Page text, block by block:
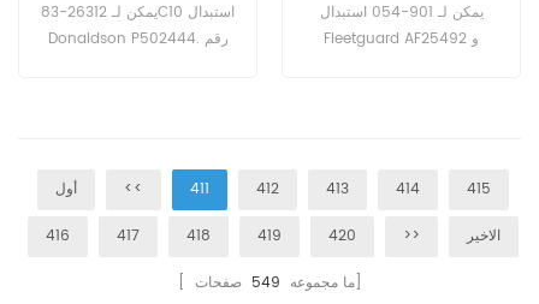
يمكن لـ 26312-83C10 استبدال
Donaldson P502444. رقم
يمكن لـ 901-054 استبدال
Fleetguard AF25492 و
العلامة التجارية: FG ويلسون
أول << 411 412 413 414 415
416 417 418 419 420 >> الاخير
[ ما مجموعه 549 صفحات]